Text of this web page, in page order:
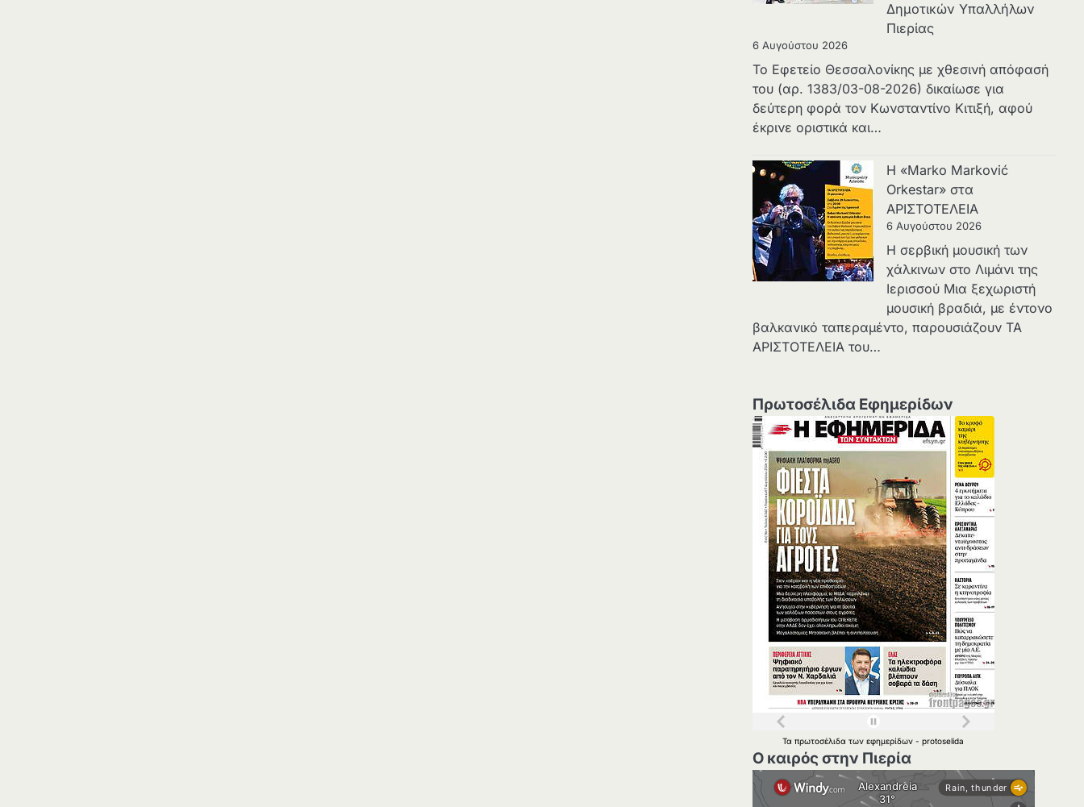
Δημοτικών Υπαλλήλων
Πιερίας
6 Αυγούστου 2026
Το Εφετείο Θεσσαλονίκης με χθεσινή απόφασή
του (αρ. 1383/03-08-2026) δικαίωσε για
δεύτερη φορά τον Κωνσταντίνο Κιτιξή, αφού
έκρινε οριστικά και…
Η «Marko Marković
Orkestar» στα
ΑΡΙΣΤΟΤΕΛΕΙΑ
6 Αυγούστου 2026
Η σερβική μουσική των
χάλκινων στο Λιμάνι της
Ιερισσού Μια ξεχωριστή
μουσική βραδιά, με έντονο
βαλκανικό ταπεραμέντο, παρουσιάζουν ΤΑ
ΑΡΙΣΤΟΤΕΛΕΙΑ του…
Πρωτοσέλιδα Εφημερίδων
Ταπρωτοσέλιδατωνεφημερίδων-protoselida
Ο καιρός στην Πιερία